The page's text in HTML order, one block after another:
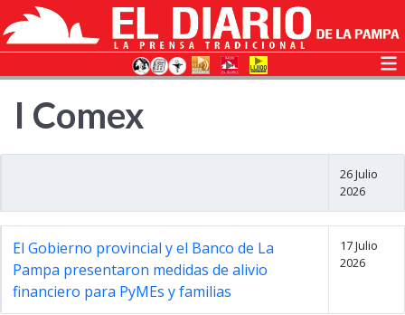
I Comex
26 Julio
2026
El Gobierno provincial y el Banco de La
Pampa presentaron medidas de alivio
financiero para PyMEs y familias
17 Julio
2026